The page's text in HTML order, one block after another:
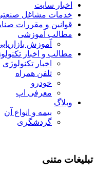
اخبار سایت
خدمات مشاغل صنعتی
قوانین و مقررات صنایع
مطالب آموزشی
آموزش بازاریابی
مطالب و اخبار تکنولوژی
اخبار تکنولوژی
تلفن همراه
خودرو
معرفی اپ
وبلاگ
بیمه و انواع آن
گردشگری
متنی